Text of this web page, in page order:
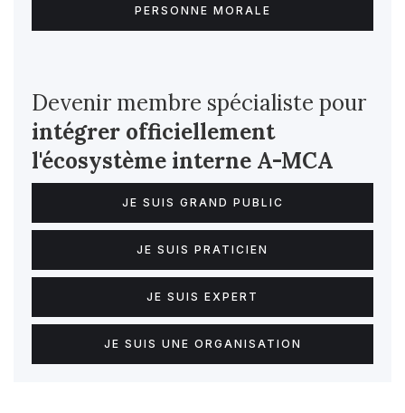
PERSONNE MORALE
Devenir membre spécialiste pour
intégrer officiellement
l'écosystème interne A-MCA
JE SUIS GRAND PUBLIC
JE SUIS PRATICIEN
JE SUIS EXPERT
JE SUIS UNE ORGANISATION